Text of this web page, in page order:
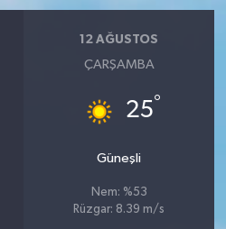
12 AĞUSTOS
ÇARŞAMBA
25°
Güneşli
Nem: %53
Rüzgar: 8.39 m/s